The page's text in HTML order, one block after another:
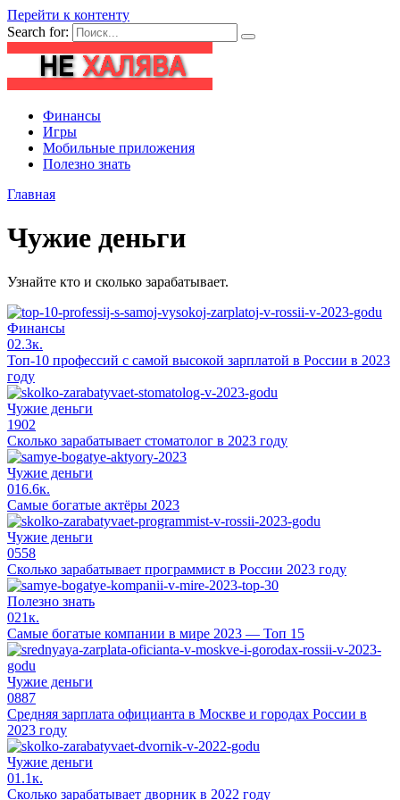
Перейти к контенту
Search for:
Финансы
Игры
Мобильные приложения
Полезно знать
Главная
Чужие деньги
Узнайте кто и сколько зарабатывает.
Финансы
02.3к.
Топ-10 профессий с самой высокой зарплатой в России в 2023
году
Чужие деньги
1902
Сколько зарабатывает стоматолог в 2023 году
Чужие деньги
016.6к.
Самые богатые актёры 2023
Чужие деньги
0558
Сколько зарабатывает программист в России 2023 году
Полезно знать
021к.
Самые богатые компании в мире 2023 — Топ 15
Чужие деньги
0887
Средняя зарплата официанта в Москве и городах России в
2023 году
Чужие деньги
01.1к.
Сколько зарабатывает дворник в 2022 году